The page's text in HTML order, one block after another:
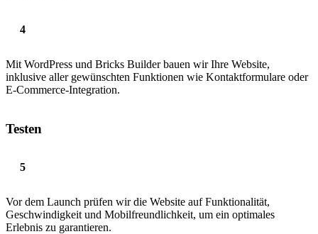
Mit WordPress und Bricks Builder bauen wir Ihre Website,
inklusive aller gewünschten Funktionen wie Kontaktformulare oder
E-Commerce-Integration.
Testen
Vor dem Launch prüfen wir die Website auf Funktionalität,
Geschwindigkeit und Mobilfreundlichkeit, um ein optimales
Erlebnis zu garantieren.